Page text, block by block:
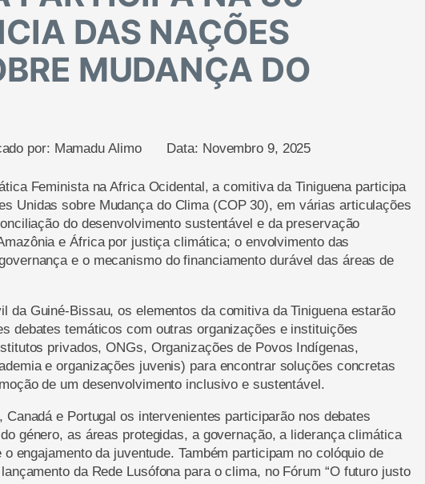
DAS NAÇÕES
MUDANÇA DO
por: Mamadu Alimo Data: Novembro 9, 2025
Feminista na Africa Ocidental, a comitiva da Tiniguena participa
Unidas sobre Mudança do Clima (COP 30), em várias articulações
do desenvolvimento sustentável e da preservação
e África por justiça climática; o envolvimento das
e o mecanismo do financiamento durável das áreas de
da Guiné-Bissau, os elementos da comitiva da Tiniguena estarão
debates temáticos com outras organizações e instituições
privados, ONGs, Organizações de Povos Indígenas,
e organizações juvenis) para encontrar soluções concretas
de um desenvolvimento inclusivo e sustentável.
e Portugal os intervenientes participarão nos debates
género, as áreas protegidas, a governação, a liderança climática
engajamento da juventude. Também participam no colóquio de
da Rede Lusófona para o clima, no Fórum “O futuro justo